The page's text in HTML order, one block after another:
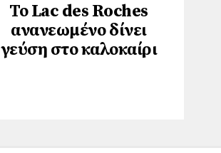
Το Lac des Roches
ανανεωμένο δίνει
γεύση στο καλοκαίρι